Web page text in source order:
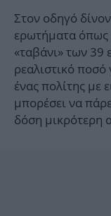
Στον οδηγό
ερωτήματα όπως
«ταβάνι» των 39
ρεαλιστικό ποσό
ένας πολίτης με
μπορέσει να
δόση μικρότερη